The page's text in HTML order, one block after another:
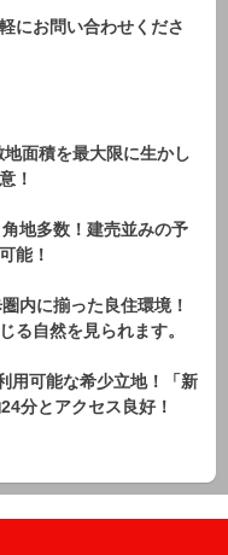
にお問い合わせくださ
面積を最大限に生かし
！
地多数！建売並みの予
能！
内に揃った良住環境！
る自然を見られます。
用可能な希少立地！「新
分とアクセス良好！